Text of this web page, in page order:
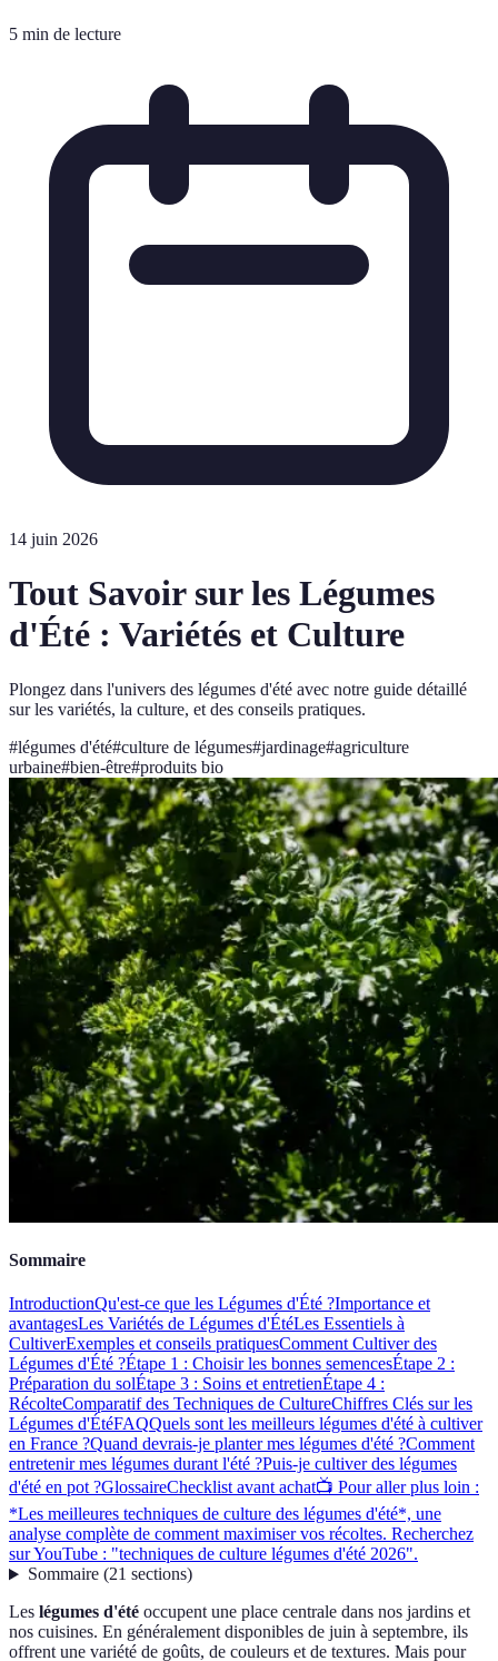
5 min de lecture
14 juin 2026
Tout Savoir sur les Légumes
d'Été : Variétés et Culture
Plongez dans l'univers des légumes d'été avec notre guide détaillé
sur les variétés, la culture, et des conseils pratiques.
#légumes d'été#culture de légumes#jardinage#agriculture
urbaine#bien-être#produits bio
Sommaire
IntroductionQu'est-ce que les Légumes d'Été ?Importance et
avantagesLes Variétés de Légumes d'ÉtéLes Essentiels à
CultiverExemples et conseils pratiquesComment Cultiver des
Légumes d'Été ?Étape 1 : Choisir les bonnes semencesÉtape 2 :
Préparation du solÉtape 3 : Soins et entretienÉtape 4 :
RécolteComparatif des Techniques de CultureChiffres Clés sur les
Légumes d'ÉtéFAQQuels sont les meilleurs légumes d'été à cultiver
en France ?Quand devrais-je planter mes légumes d'été ?Comment
entretenir mes légumes durant l'été ?Puis-je cultiver des légumes
d'été en pot ?GlossaireChecklist avant achat📺 Pour aller plus loin :
*Les meilleures techniques de culture des légumes d'été*, une
analyse complète de comment maximiser vos récoltes. Recherchez
sur YouTube : "techniques de culture légumes d'été 2026".
Sommaire(21 sections)
Les légumes d'été occupent une place centrale dans nos jardins et
nos cuisines. En généralement disponibles de juin à septembre, ils
offrent une variété de goûts, de couleurs et de textures. Mais pour